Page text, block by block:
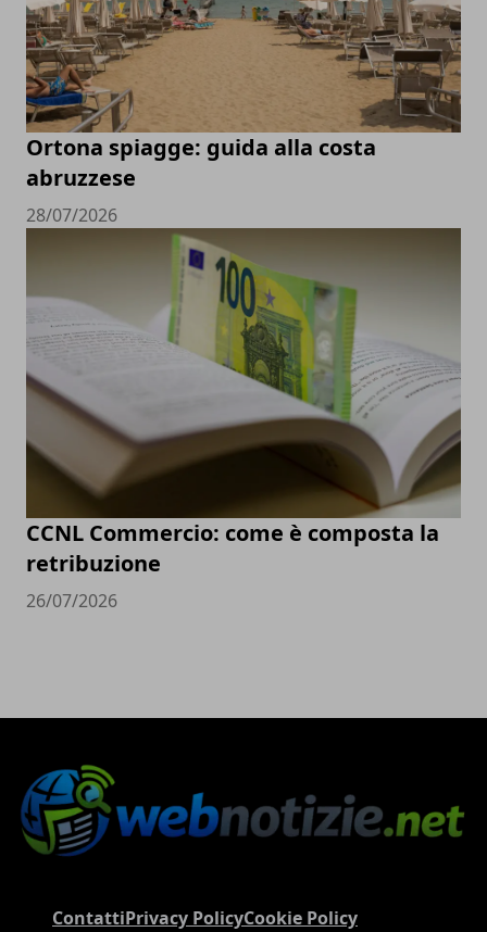
Ortona spiagge: guida alla costa
abruzzese
28/07/2026
CCNL Commercio: come è composta la
retribuzione
26/07/2026
ContattiPrivacy PolicyCookie Policy